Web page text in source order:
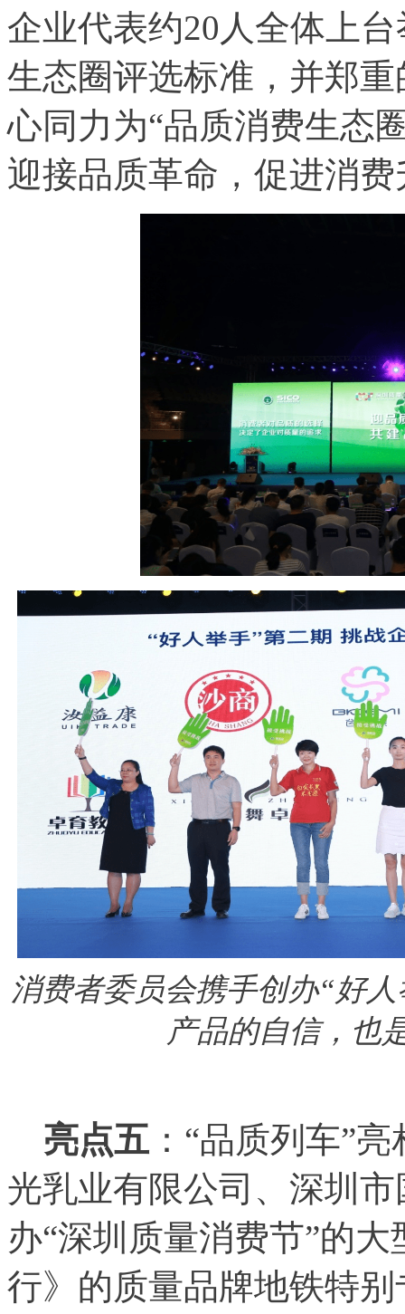
企业代表约20人全体上
生态圈评选标准，并郑
心同力为“品质消费生态
迎接品质革命，促进消费
消费者委员会携手创办“好
产品的自信，也
亮点五 ：“品质列车”
光乳业有限公司、深圳
办“深圳质量消费节”的
行》的质量品牌地铁特